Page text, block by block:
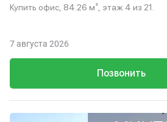
Купить офис, 84.26 м², этаж 4 из 21.
Позвонить
7 августа 2026